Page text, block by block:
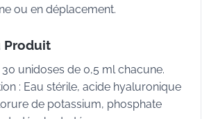
ou en déplacement.
Produit
unidoses de 0,5 ml chacune.
: Eau stérile, acide hyaluronique
de potassium, phosphate